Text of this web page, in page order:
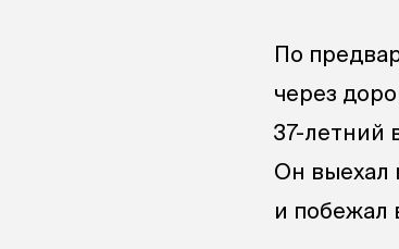
‎‎По
через
37-летний
Он выехал
и побежал